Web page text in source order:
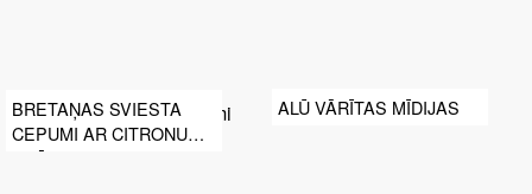
BRETAŅAS SVIESTA
CEPUMI AR CITRONU
KRĒMU
ALŪ VĀRĪTAS MĪDIJAS